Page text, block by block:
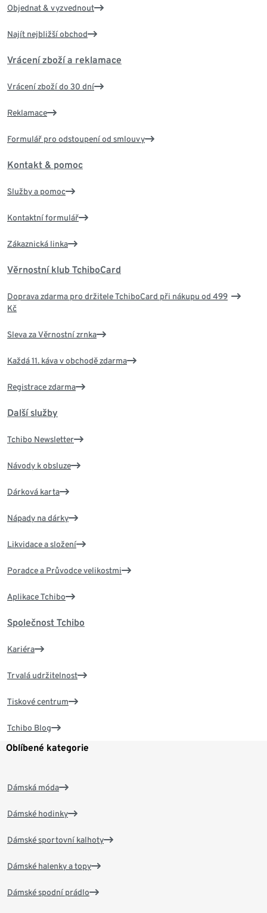
Objednat & vyzvednout
Najít nejbližší obchod
Vrácení zboží a reklamace
Vrácení zboží do 30 dní
Reklamace
Formulář pro odstoupení od smlouvy
Kontakt & pomoc
Služby a pomoc
Kontaktní formulář
Zákaznická linka
Věrnostní klub TchiboCard
Doprava zdarma pro držitele TchiboCard při nákupu od 499
Kč
Sleva za Věrnostní zrnka
Každá 11. káva v obchodě zdarma
Registrace zdarma
Další služby
Tchibo Newsletter
Návody k obsluze
Dárková karta
Nápady na dárky
Likvidace a složení
Poradce a Průvodce velikostmi
Aplikace Tchibo
Společnost Tchibo
Kariéra
Trvalá udržitelnost
Tiskové centrum
Tchibo Blog
Oblíbené kategorie
Dámská móda
Dámské hodinky
Dámské sportovní kalhoty
Dámské halenky a topy
Dámské spodní prádlo